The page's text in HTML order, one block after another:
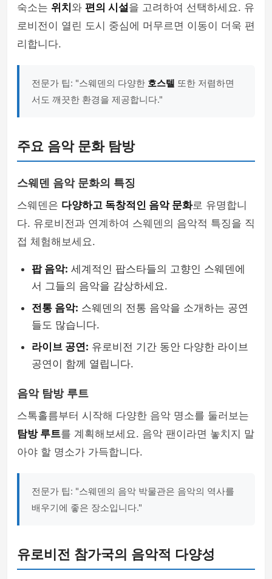
숙소는 위치 와 편의 시설을 고려하여 선택하세요. 유
로비전이 열린 도시 중심에 머무르면 이동이 더욱 편
리합니다.
전문가 팁: "스웨덴의 다양한 호스텔 또한 저렴하면
서도 깨끗한 환경을 제공합니다."
주요 음악 문화 탐방
스웨덴 음악 문화의 특징
스웨덴은 다양하고 독창적인 음악 문화로 유명합니
다. 유로비전과 연계하여 스웨덴의 음악적 특징을 직
접 체험해보세요.
팝 음악: 세계적인 팝스타들의 고향인 스웨덴에
서 그들의 음악을 감상하세요.
전통 음악: 스웨덴의 전통 음악을 소개하는 공연
들도 많습니다.
라이브 공연: 유로비전 기간 동안 다양한 라이브
공연이 함께 열립니다.
음악 탐방 루트
스톡홀름부터 시작해 다양한 음악 명소를 둘러보는
탐방 루트를 계획해보세요. 음악 팬이라면 놓치지 말
아야 할 명소가 가득합니다.
전문가 팁: "스웨덴의 음악 박물관은 음악의 역사를
배우기에 좋은 장소입니다."
유로비전 참가국의 음악적 다양성